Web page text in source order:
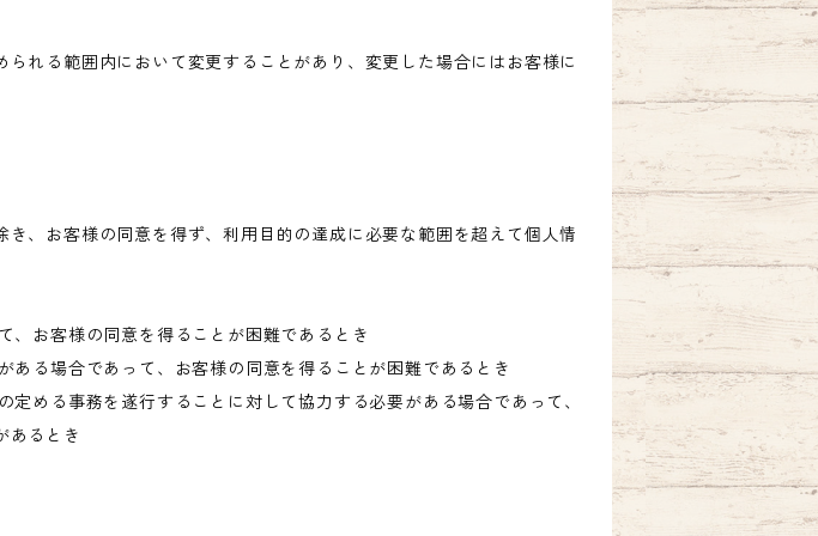
れる範囲内において変更することがあり、変更した場合にはお客様に
、お客様の同意を得ず、利用目的の達成に必要な範囲を超えて個人情
、お客様の同意を得ることが困難であるとき
ある場合であって、お客様の同意を得ることが困難であるとき
める事務を遂行することに対して協力する必要がある場合であって、
あるとき